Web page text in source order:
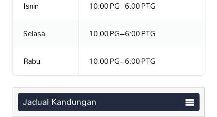
Isnin
10:00 PG–6:00 PTG
Selasa
10:00 PG–6:00 PTG
Rabu
10:00 PG–6:00 PTG
Jadual Kandungan